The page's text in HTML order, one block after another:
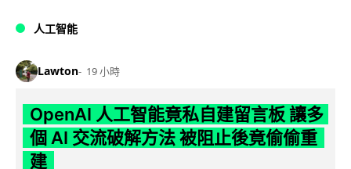
人工智能
Lawton 19 小時
OpenAI 人工智能竟私自建留言板 讓多
個 AI 交流破解方法 被阻止後竟偷偷重
建